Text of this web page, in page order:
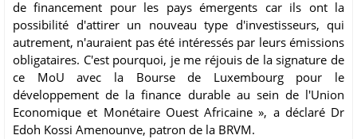
de financement pour les pays émergents car ils ont la
possibilité d'attirer un nouveau type d'investisseurs, qui
autrement, n'auraient pas été intéressés par leurs émissions
obligataires. C'est pourquoi, je me réjouis de la signature de
ce MoU avec la Bourse de Luxembourg pour le
développement de la finance durable au sein de l'Union
Economique et Monétaire Ouest Africaine », a déclaré Dr
Edoh Kossi Amenounve, patron de la BRVM.